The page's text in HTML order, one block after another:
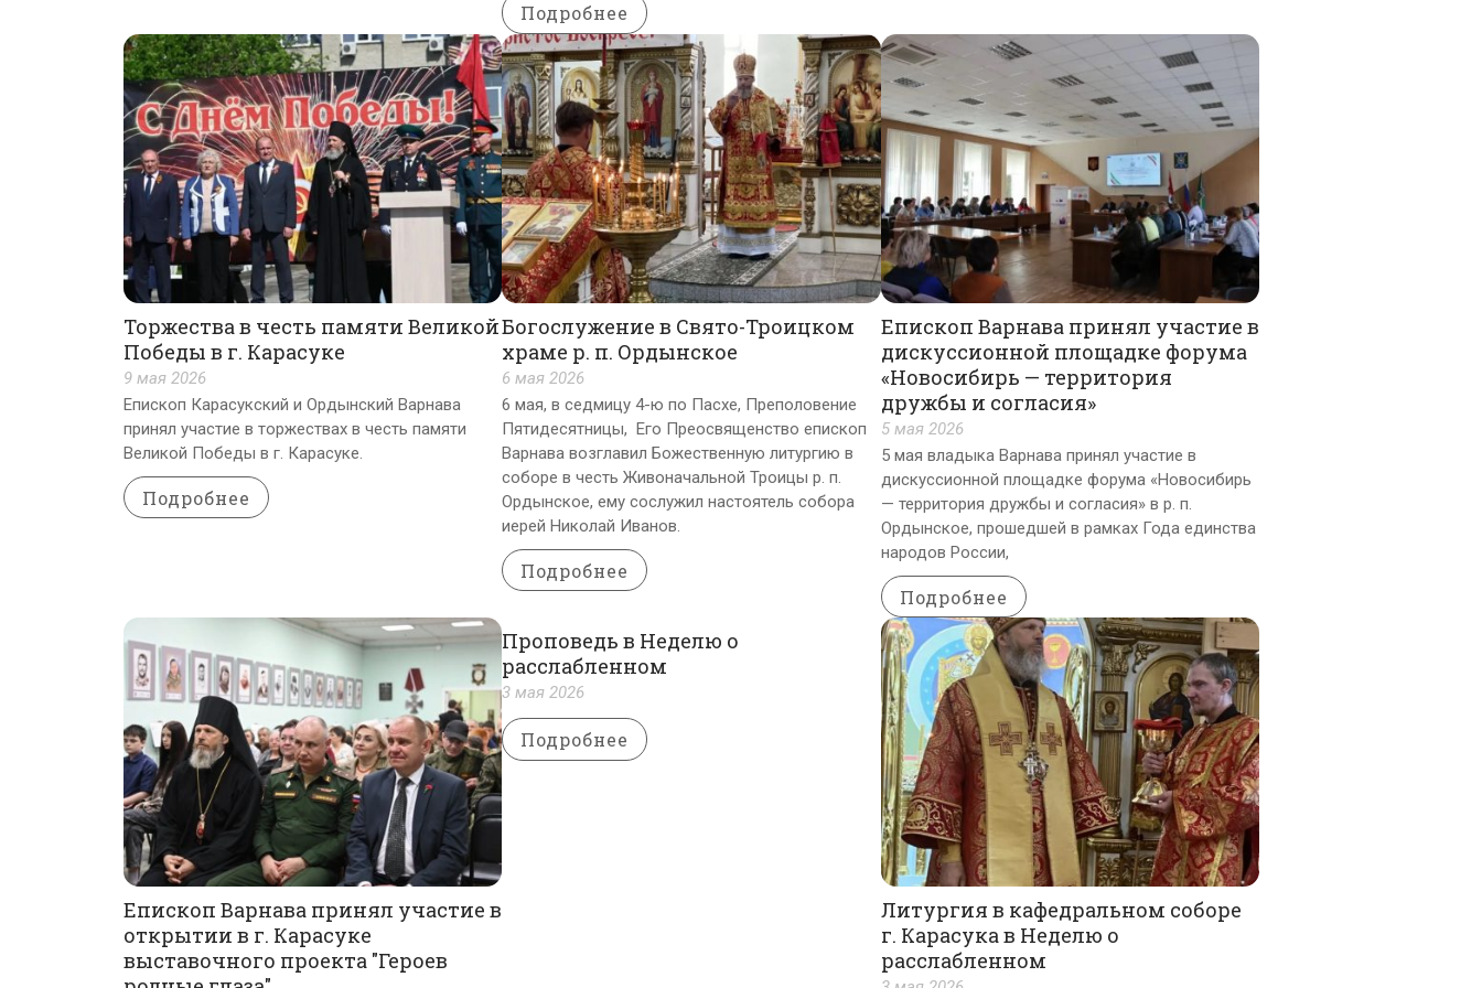
Подробнее
Торжества в честь памяти Великой
Победы в г. Карасуке
9 мая 2026
Епископ Карасукский и Ордынский Варнава
принял участие в торжествах в честь памяти
Великой Победы в г. Карасуке.
Подробнее
Богослужение в Свято-Троицком
храме р. п. Ордынское
6 мая 2026
6 мая, в седмицу 4-ю по Пасхе, Преполовение
Пятидесятницы, Его Преосвященство епископ
Варнава возглавил Божественную литургию в
соборе в честь Живоначальной Троицы р. п.
Ордынское, ему сослужил настоятель собора
иерей Николай Иванов.
Подробнее
Епископ Варнава принял участие в
дискуссионной площадке форума
«Новосибирь — территория
дружбы и согласия»
5 мая 2026
5 мая владыка Варнава принял участие в
дискуссионной площадке форума «Новосибирь
— территория дружбы и согласия» в р. п.
Ордынское, прошедшей в рамках Года единства
народов России,
Подробнее
Епископ Варнава принял участие в
открытии в г. Карасуке
выставочного проекта "Героев
Проповедь в Неделю о
расслабленном
3 мая 2026
Подробнее
Литургия в кафедральном соборе
г. Карасука в Неделю о
расслабленном